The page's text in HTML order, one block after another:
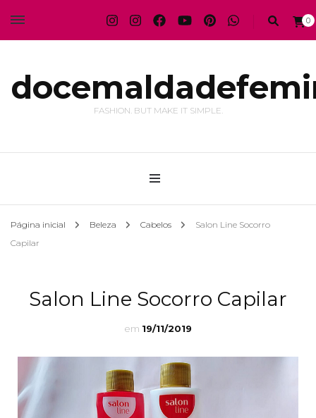
0
FASHION. BUT MAKE IT SIMPLE.
Página inicial Beleza Cabelos
Salon Line Socorro
Capilar
Salon Line Socorro Capilar
em 19/11/2019